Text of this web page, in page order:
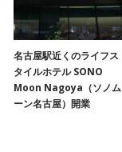
名古屋駅近くのライフス
タイルホテル SONO
Moon Nagoya（ソノム
ーン名古屋）開業